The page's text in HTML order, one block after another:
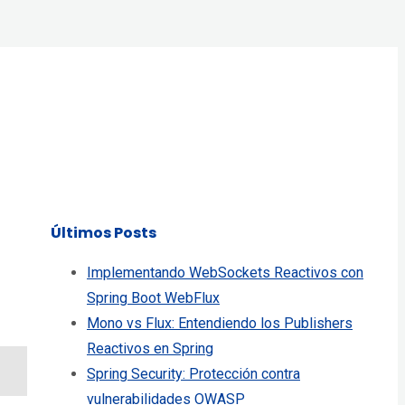
Últimos Posts
Implementando WebSockets Reactivos con
Spring Boot WebFlux
Mono vs Flux: Entendiendo los Publishers
Reactivos en Spring
Spring Security: Protección contra
vulnerabilidades OWASP